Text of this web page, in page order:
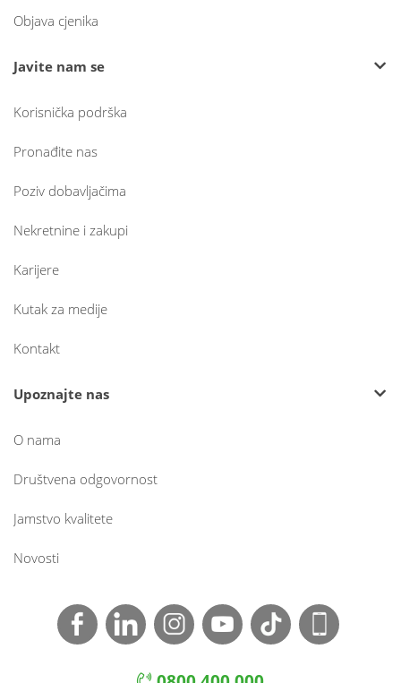
Objava cjenika
Javite nam se
Korisnička podrška
Pronađite nas
Poziv dobavljačima
Nekretnine i zakupi
Karijere
Kutak za medije
Kontakt
Upoznajte nas
O nama
Društvena odgovornost
Jamstvo kvalitete
Novosti